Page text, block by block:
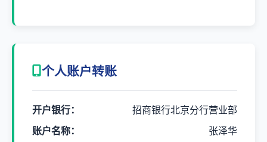
个人账户转账
开户银行：
招商银行北京分行营业部
账户名称：
张泽华